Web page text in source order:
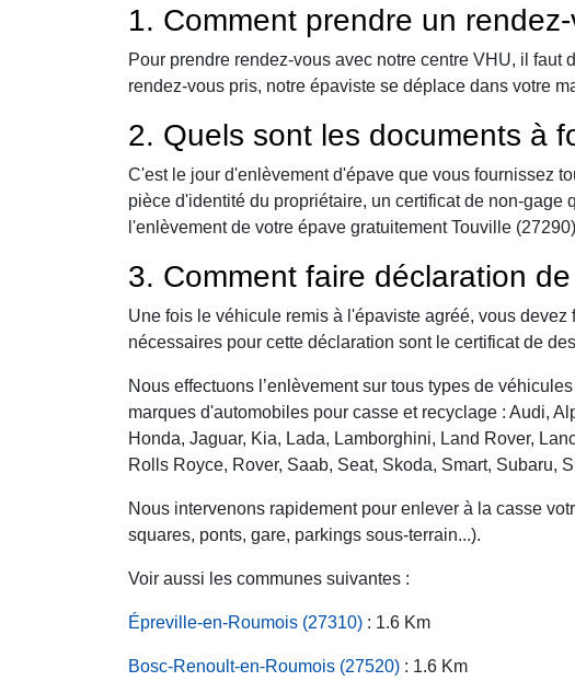
1. Comment prendre un
Pour prendre rendez-vous avec notre centre VHU, il
rendez-vous pris, notre épaviste se déplace dans votre
2. Quels sont les documents à
C'est le jour d'enlèvement d'épave que vous fournissez
pièce d'identité du propriétaire, un certificat de non-
l'enlèvement de votre épave gratuitement Touville
3. Comment faire déclaration
Une fois le véhicule remis à l'épaviste agréé, vous
nécessaires pour cette déclaration sont le certificat de
Nous effectuons l’enlèvement sur tous types de
marques d'automobiles pour casse et recyclage : Audi,
Honda, Jaguar, Kia, Lada, Lamborghini, Land Rover,
Rolls Royce, Rover, Saab, Seat, Skoda, Smart, Subaru,
Nous intervenons rapidement pour enlever à la casse
squares, ponts, gare, parkings sous-terrain...).
Voir aussi les communes suivantes :
Épreville-en-Roumois (27310) : 1.6 Km
Bosc-Renoult-en-Roumois (27520) : 1.6 Km